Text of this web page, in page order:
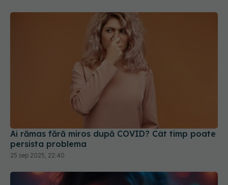
Ai rămas fără miros după COVID? Cât timp poate
persista problema
25 sep 2025, 22:40